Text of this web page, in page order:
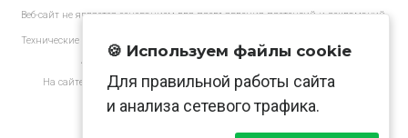
Веб-сайт не является основанием для предъявления претензий и рекламаций,
Технические характеристики товаров могут отличаться от указанных на сайте.
АО «Нормарк» ИНН 7728172512 ОГРН 1037739603505
На сайте применяютсярекомендательные технологиив соответствии
🍪 Используем файлы cookie
Для правильной работы сайта
и анализа сетевого трафика.